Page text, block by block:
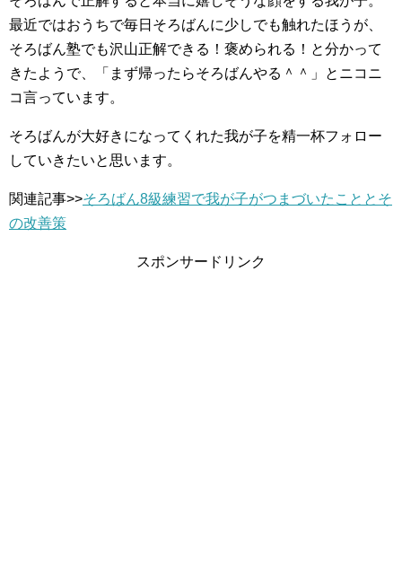
最近ではおうちで毎日そろばんに少しでも触れたほうが、
そろばん塾でも沢山正解できる！褒められる！と分かって
きたようで、「まず帰ったらそろばんやる＾＾」とニコニ
コ言っています。
そろばんが大好きになってくれた我が子を精一杯フォロー
していきたいと思います。
関連記事>>そろばん8級練習で我が子がつまづいたこととそ
の改善策
スポンサードリンク